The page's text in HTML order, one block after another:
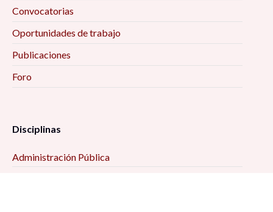
Convocatorias
Oportunidades de trabajo
Publicaciones
Foro
Disciplinas
Administración Pública